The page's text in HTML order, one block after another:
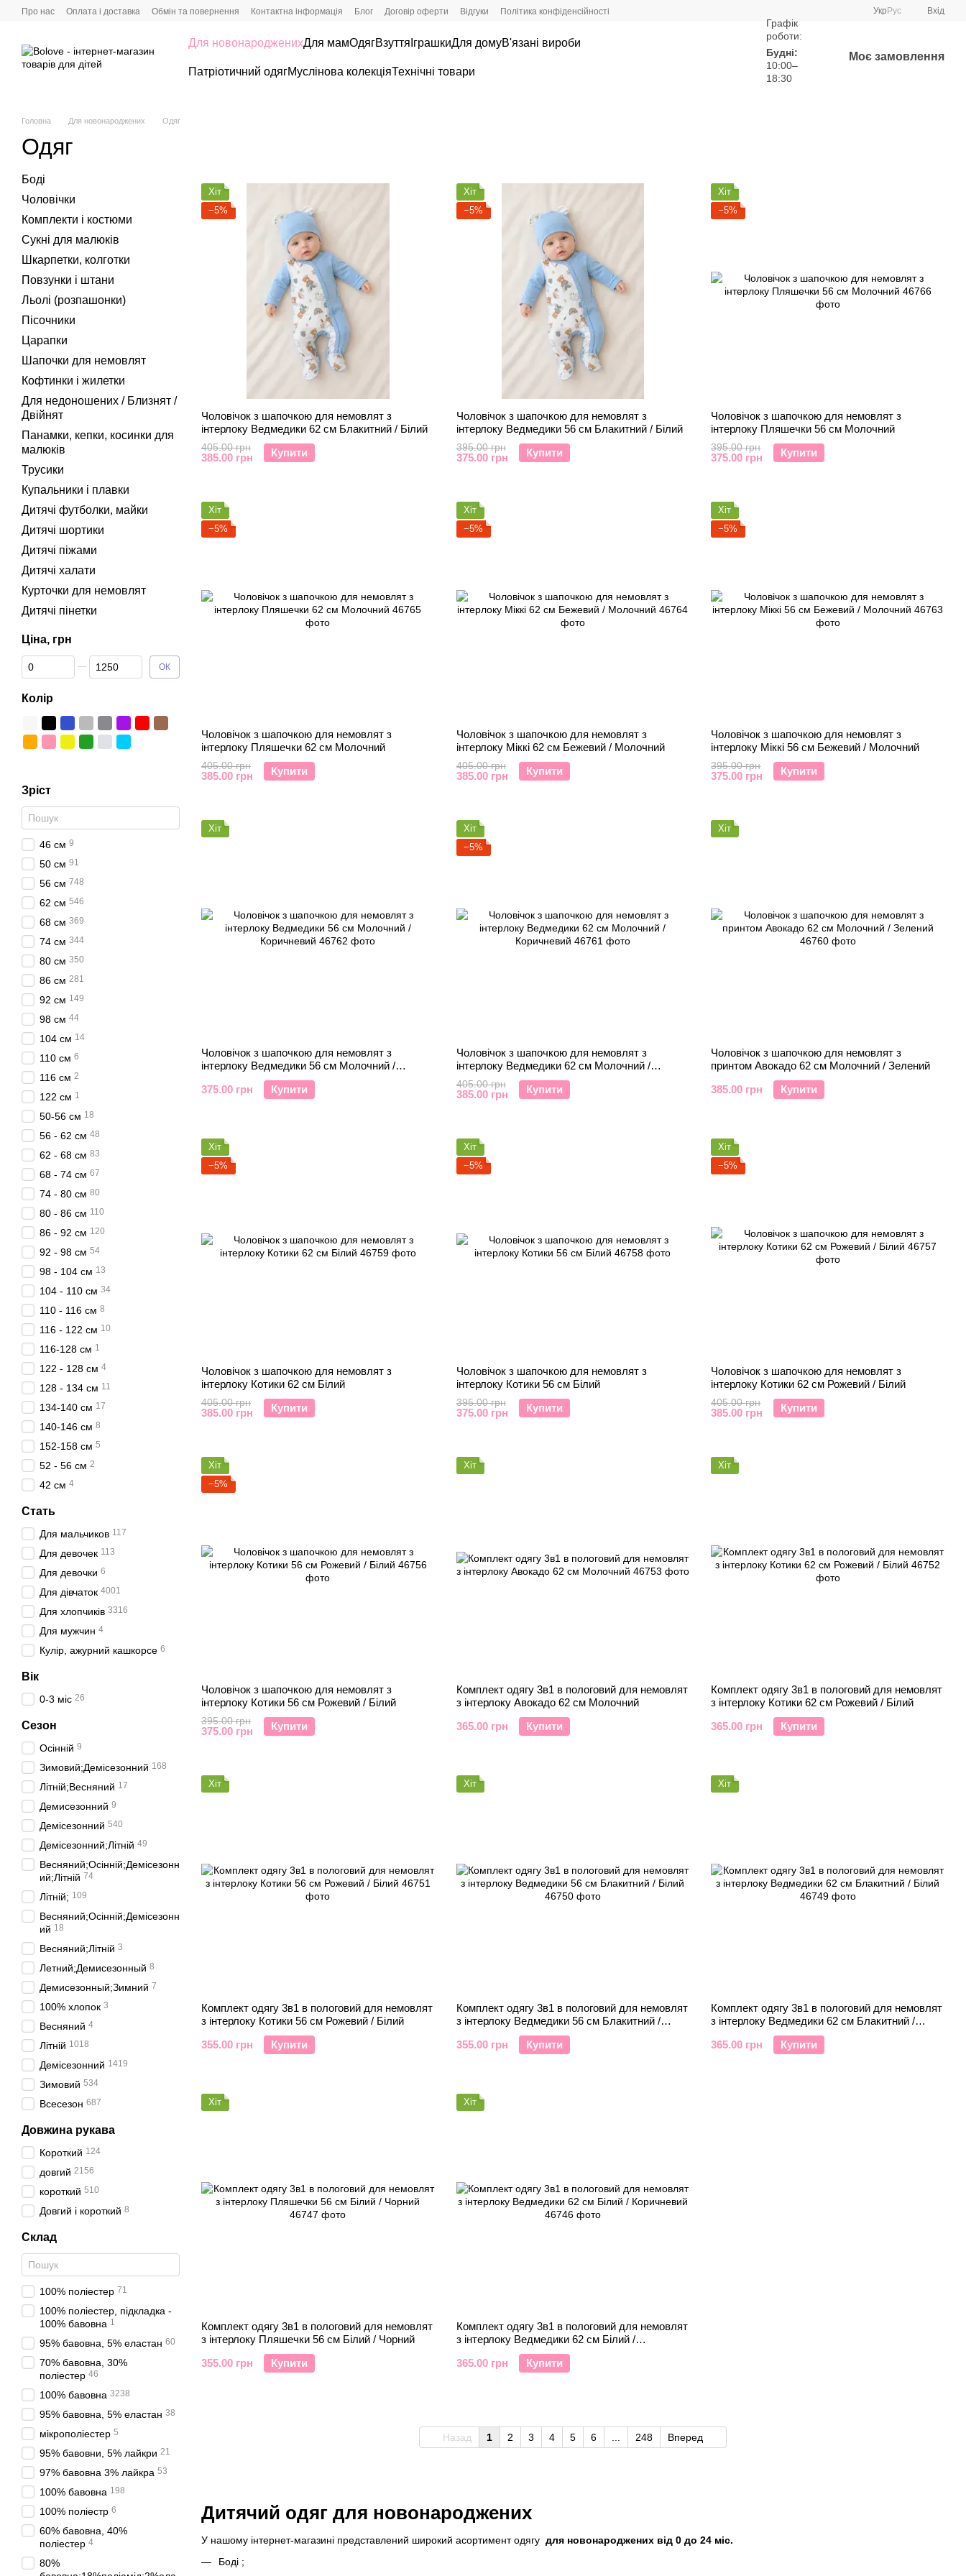
Перейти до основного контенту
Про нас Оплата і доставка Обмін та повернення Контактна інформація Блог Договір оферти Відгуки Політика конфіденсійності Укр Рус Вхід
Для новонародженихДля мамОдягВзуття ІграшкиДля домуВ'язані вироби
Патріотичний одягМуслінова колекціяТехнічні товари
Графік
роботи:
Будні:
10:00–
18:30
Моє замовлення
Головна Для новонароджених Одяг
Одяг
Дитячий одяг для новонароджених
У нашому інтернет-магазині представлений широкий асортимент одягу для новонароджених від 0 до 24 міс.
Боді ;
Хіт
−5%
Чоловічок з шапочкою для немовлят з
інтерлоку Ведмедики 62 см Блакитний / Білий
405.00 грн
385.00 грн Купити
Хіт
−5%
Чоловічок з шапочкою для немовлят з
інтерлоку Ведмедики 56 см Блакитний / Білий
395.00 грн
375.00 грн Купити
Хіт
−5%
Чоловічок з шапочкою для немовлят з
інтерлоку Пляшечки 56 см Молочний
395.00 грн
375.00 грн Купити
Хіт
−5%
Чоловічок з шапочкою для немовлят з
інтерлоку Пляшечки 62 см Молочний
405.00 грн
385.00 грн Купити
Хіт
−5%
Чоловічок з шапочкою для немовлят з
інтерлоку Міккі 62 см Бежевий / Молочний
405.00 грн
385.00 грн Купити
Хіт
−5%
Чоловічок з шапочкою для немовлят з
інтерлоку Міккі 56 см Бежевий / Молочний
395.00 грн
375.00 грн Купити
Хіт
Чоловічок з шапочкою для немовлят з
інтерлоку Ведмедики 56 см Молочний /
375.00 грн
Купити
Хіт
−5%
Чоловічок з шапочкою для немовлят з
інтерлоку Ведмедики 62 см Молочний /
Коричневий
405.00 грн
385.00 грн Купити
Хіт
Чоловічок з шапочкою для немовлят з
принтом Авокадо 62 см Молочний / Зелений
385.00 грн
Купити
Хіт
−5%
Чоловічок з шапочкою для немовлят з
інтерлоку Котики 62 см Білий
405.00 грн
385.00 грн Купити
Хіт
−5%
Чоловічок з шапочкою для немовлят з
інтерлоку Котики 56 см Білий
395.00 грн
375.00 грн Купити
Хіт
−5%
Чоловічок з шапочкою для немовлят з
інтерлоку Котики 62 см Рожевий / Білий
405.00 грн
385.00 грн Купити
Хіт
−5%
Чоловічок з шапочкою для немовлят з
інтерлоку Котики 56 см Рожевий / Білий
395.00 грн
375.00 грн Купити
Хіт
Комплект одягу 3в1 в пологовий для немовлят
з інтерлоку Авокадо 62 см Молочний
365.00 грн
Купити
Хіт
Комплект одягу 3в1 в пологовий для немовлят
з інтерлоку Котики 62 см Рожевий / Білий
365.00 грн
Купити
Хіт
Комплект одягу 3в1 в пологовий для немовлят
з інтерлоку Котики 56 см Рожевий / Білий
355.00 грн
Купити
Хіт
Комплект одягу 3в1 в пологовий для немовлят
з інтерлоку Ведмедики 56 см Блакитний /
355.00 грн
Купити
Хіт
Комплект одягу 3в1 в пологовий для немовлят
з інтерлоку Ведмедики 62 см Блакитний /
365.00 грн
Купити
Хіт
Комплект одягу 3в1 в пологовий для немовлят
з інтерлоку Пляшечки 56 см Білий / Чорний
355.00 грн
Купити
Хіт
Комплект одягу 3в1 в пологовий для немовлят
з інтерлоку Ведмедики 62 см Білий /
365.00 грн
Купити
Назад 1 2 3 4 5 6 248 Вперед
Боді
Чоловічки
Комплекти і костюми
Сукні для малюків
Шкарпетки, колготки
Повзунки і штани
Льолі (розпашонки)
Пісочники
Царапки
Шапочки для немовлят
Кофтинки і жилетки
Для недоношених / Близнят /
Двійнят
Панамки, кепки, косинки для
малюків
Трусики
Купальники і плавки
Дитячі футболки, майки
Дитячі шортики
Дитячі піжами
Дитячі халати
Курточки для немовлят
Дитячі пінетки
Ціна, грн
Від Ціна, грн
До Ціна, грн ОК
Колір
Зріст
46 см 9
50 см 91
56 см 748
62 см 546
68 см 369
74 см 344
80 см 350
86 см 281
92 см 149
98 см 44
104 см 14
110 см 6
116 см 2
122 см 1
50-56 см 18
56 - 62 см 48
62 - 68 см 83
68 - 74 см 67
74 - 80 см 80
80 - 86 см 110
86 - 92 см 120
92 - 98 см 54
98 - 104 см 13
104 - 110 см 34
110 - 116 см 8
116 - 122 см 10
116-128 см 1
122 - 128 см 4
128 - 134 см 11
134-140 см 17
140-146 см 8
152-158 см 5
52 - 56 см 2
42 см 4
Стать
Для мальчиков 117
Для девочек 113
Для девочки 6
Для дівчаток 4001
Для хлопчиків 3316
Для мужчин 4
Кулір, ажурний кашкорсе 6
Вік
0-3 міс 26
Сезон
Осінній 9
Зимовий;Демісезонний 168
Літній;Весняний 17
Демисезонний 9
Деміcезонний 540
Демісезонний;Літній 49
Весняний;Осінній;Демісезонн
ий;Літній 74
Літній; 109
Весняний;Осінній;Демісезонн
ий 18
Весняний;Літній 3
Летний;Демисезонный 8
Демисезонный;Зимний 7
100% хлопок 3
Весняний 4
Літній 1018
Демісезонний 1419
Зимовий 534
Всесезон 687
Довжина рукава
Короткий 124
довгий 2156
короткий 510
Довгий і короткий 8
Склад
100% поліестер 71
100% поліестер, підкладка -
100% бавовна 1
95% бавовна, 5% еластан 60
70% бавовна, 30%
поліестер 46
100% бавовна 3238
95% бавовна, 5% еластан 38
мікрополіестер 5
95% бавовни, 5% лайкри 21
97% бавовна 3% лайкра 53
100% бавовна 198
100% поліестр 6
60% бавовна, 40%
поліестер 4
80%